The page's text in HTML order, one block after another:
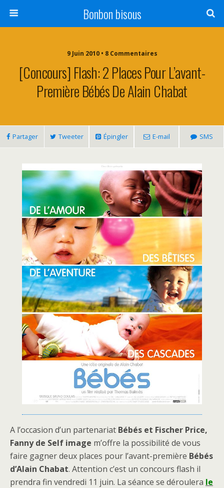
Bonbon bisous
9 Juin 2010 • 8 Commentaires
[Concours] Flash: 2 Places Pour L’avant-
Première Bébés De Alain Chabat
Partager Tweeter Épingler E-mail SMS
A l’occasion d’un partenariat Bébés et Fischer Price,
Fanny de Self image m’offre la possibilité de vous
faire gagner deux places pour l’avant-première Bébés
d’Alain Chabat. Attention c’est un concours flash il
prendra fin vendredi 11 juin. La séance se déroulera le